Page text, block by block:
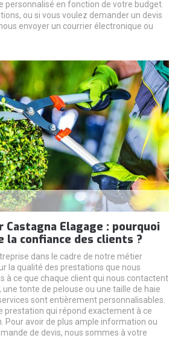
personnalisé en fonction de votre budget.
ou si vous voulez demander un devis
envoyer un courrier électronique ou
Elagage : pourquoi
confiance des clients ?
dans le cadre de notre métier
la qualité des prestations que nous
à ce que chaque client qui nous contactent
une tonte de pelouse ou une taille de haie
sont entièrement personnalisables.
prestation qui répond exactement à ce
Pour avoir de plus ample information ou
de devis, nous sommes à votre